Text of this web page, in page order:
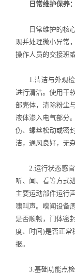
日常维护保养
日常维护的核心
现并处理微小异常
操作人员的交接班
1.清洁与外观检
进行清洁。使用干
部壳体，清除粉尘
液体渗入电气部分
伤、螺丝松动或密
洁，通风良好，无
2.运行状态感官
听、闻、看等方式
主要运动部件运行
啸叫声。嗅闻设备
是否顺畅，门体密
度、时间)是否正常
报。
3.基础功能点检